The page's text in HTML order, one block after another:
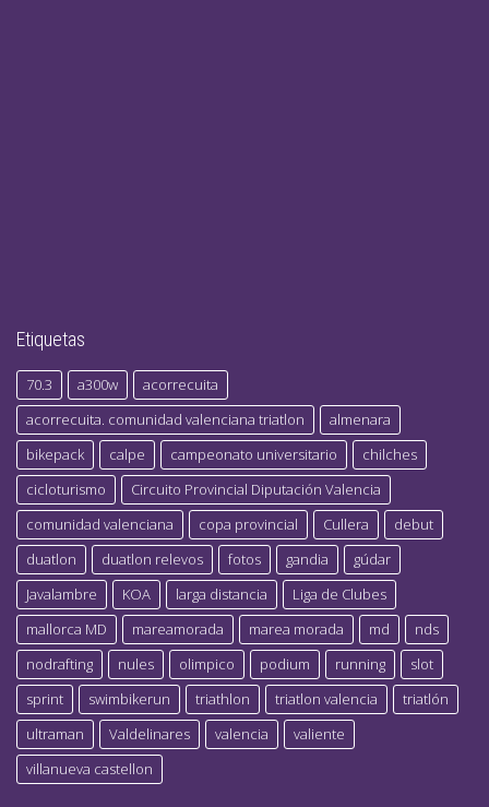
Etiquetas
70.3 a300w
acorrecuita
acorrecuita. comunidad valenciana triatlon
almenara
bikepack
calpe campeonato universitario
chilches
cicloturismo
Circuito Provincial Diputación Valencia
comunidad valenciana
copa provincial Cullera
debut
duatlon
duatlon relevos fotos gandia
gúdar
Javalambre
KOA larga distancia
Liga de Clubes
mallorca MD
mareamorada marea morada md
nds
nodrafting
nules olimpico podium running
slot
sprint
swimbikerun triathlon triatlon valencia
triatlón
ultraman
Valdelinares valencia
valiente
villanueva castellon